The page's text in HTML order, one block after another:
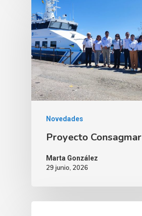
Novedades
Proyecto Consagmar
Marta González
29 junio, 2026